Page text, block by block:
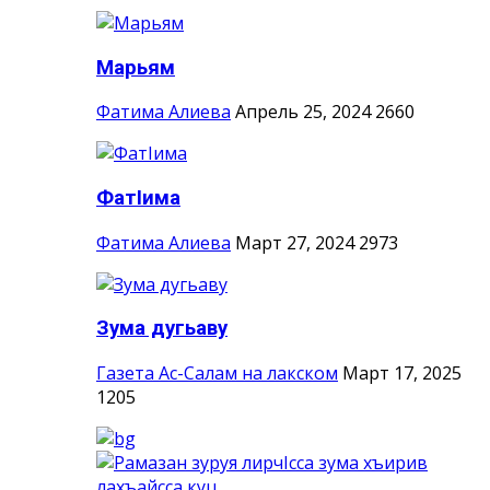
Марьям
Фатима Алиева Апрель 25, 2024 2660
ФатIима
Фатима Алиева Март 27, 2024 2973
Зума дугьаву
Газета Ас-Салам на лакском Март 17, 2025
1205